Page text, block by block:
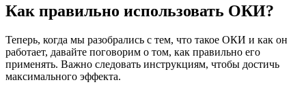
Как правильно использовать ОКИ?
Теперь, когда мы разобрались с тем, что такое ОКИ и как он
работает, давайте поговорим о том, как правильно его
применять. Важно следовать инструкциям, чтобы достичь
максимального эффекта.